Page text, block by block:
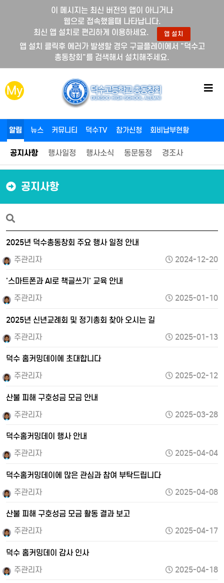
이 메시지는 최신 버전의 앱이 아니거나
웹으로 접속했을때 나타납니다.
최신 앱 설치로 편리하게 이용하세요.
앱 설치
앱 설치 클릭후 에러가 발생할 경우 구글플레이에서 "덕수고
총동창회"를 검색해서 설치해주세요.
My 메
튼
알림 뉴스 커뮤니티 덕수TV 참가신청 회비납부현황
공지사항 행사일정 행사소식 동문동정 경조사
공지사항
2025년 덕수총동창회 주요 행사 일정 안내
주관리자
2024-12-20
'스마트폰과 AI로 책글쓰기' 교육 안내
주관리자
2025-01-10
2025년 신년교례회 및 정기총회 찾아 오시는 길
주관리자
2025-01-13
덕수 홈커밍데이에 초대합니다
주관리자
2025-02-12
산불 피해 구호성금 모금 안내
주관리자
2025-03-28
덕수홈커밍데이 행사 안내
주관리자
2025-04-04
덕수홈커밍데이에 많은 관심과 참여 부탁드립니다
주관리자
2025-04-08
산불 피해 구호성금 모금 활동 결과 보고
주관리자
2025-04-17
덕수 홈커밍데이 감사 인사
주관리자
2025-04-18